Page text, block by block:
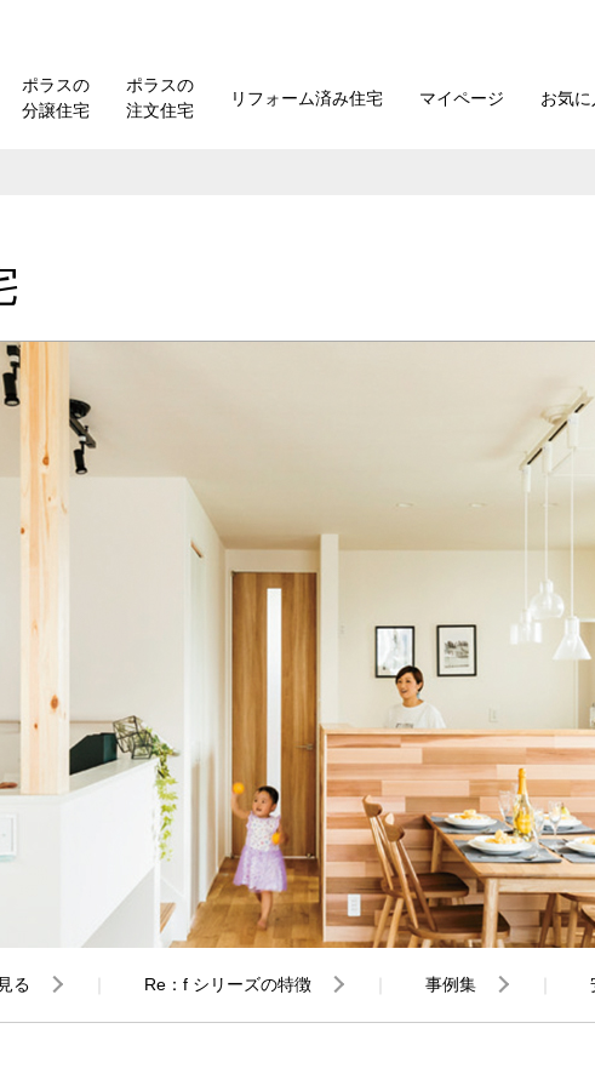
ポラスの
分譲住宅
ポラスの
注文住宅
リフォーム済み住宅 マイページ お気に
る Re：f シリーズの特徴 事例集